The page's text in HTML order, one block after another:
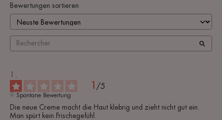
Bewertungen sortieren
1 /5
Spontane Bewertung
Die neue Creme macht die Haut klebrig und zieht nicht gut ein.
Man spürt kein Frischegefühl.